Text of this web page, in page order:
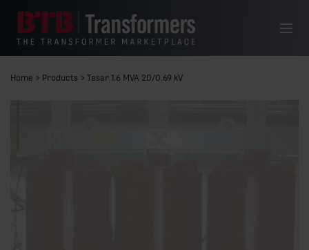
Menu
Home > Products > Tesar 1.6 MVA 20/0.69 kV